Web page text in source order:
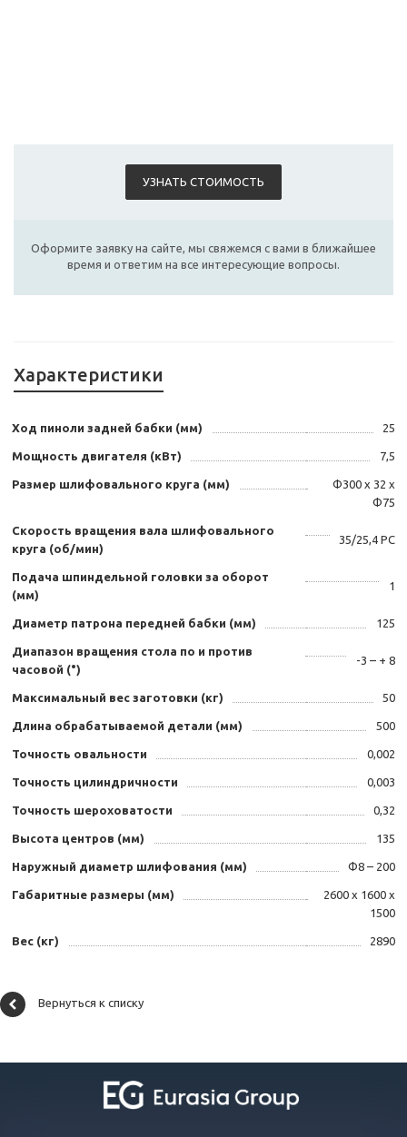
УЗНАТЬ СТОИМОСТЬ
Оформите заявку на сайте, мы свяжемся с вами в ближайшее
время и ответим на все интересующие вопросы.
Характеристики
Ход пиноли задней бабки (мм) 25
Мощность двигателя (кВт) 7,5
Размер шлифовального круга (мм)
Φ300 х 32 х
Ф75
Скорость вращения вала шлифовального
круга (об/мин)
35/25,4 РС
Подача шпиндельной головки за оборот
(мм)
1
Диаметр патрона передней бабки (мм) 125
Диапазон вращения стола по и против
часовой (°)
-3 – + 8
Максимальный вес заготовки (кг) 50
Длина обрабатываемой детали (мм) 500
Точность овальности 0,002
Точность цилиндричности 0,003
Точность шероховатости 0,32
Высота центров (мм) 135
Наружный диаметр шлифования (мм) Φ8 – 200
Габаритные размеры (мм)
2600 х 1600 х
1500
Вес (кг) 2890
Вернуться к списку